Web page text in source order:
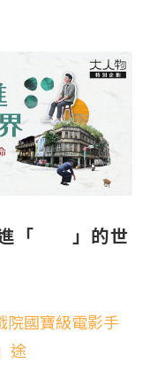
進「 」的世
院國寶級電影手
途